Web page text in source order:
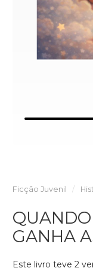
Ficção Juvenil
GANHA
Este livro teve 2